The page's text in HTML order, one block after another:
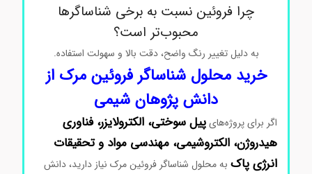
چرا فروئین نسبت به برخی شناساگرها
محبوب‌تر است؟
به دلیل تغییر رنگ واضح، دقت بالا و سهولت استفاده.
خرید محلول شناساگر فروئین مرک از
دانش پژوهان شیمی
اگر برای پروژه‌هایپیل سوختی، الکترولایزر، فناوری
هیدروژن، الکتروشیمی، مهندسی مواد و تحقیقات
انرژی پاکبه محلول شناساگر فروئین مرک نیاز دارید، دانش